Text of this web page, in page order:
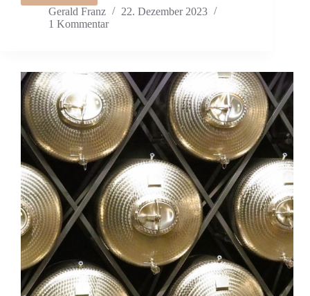
Gerald Franz
22. Dezember 2023
1 Kommentar